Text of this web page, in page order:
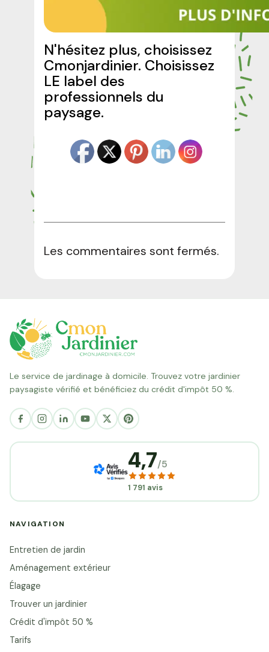
N'hésitez plus, choisissez
Cmonjardinier. Choisissez
LE label des
professionnels du
paysage.
Les commentaires sont fermés.
Le service de jardinage à domicile. Trouvez votre jardinier
paysagiste vérifié et bénéficiez du crédit d'impôt 50 %.
4,7/5
1 791 avis
NAVIGATION
Entretien de jardin
Aménagement extérieur
Élagage
Trouver un jardinier
Crédit d'impôt 50 %
Tarifs